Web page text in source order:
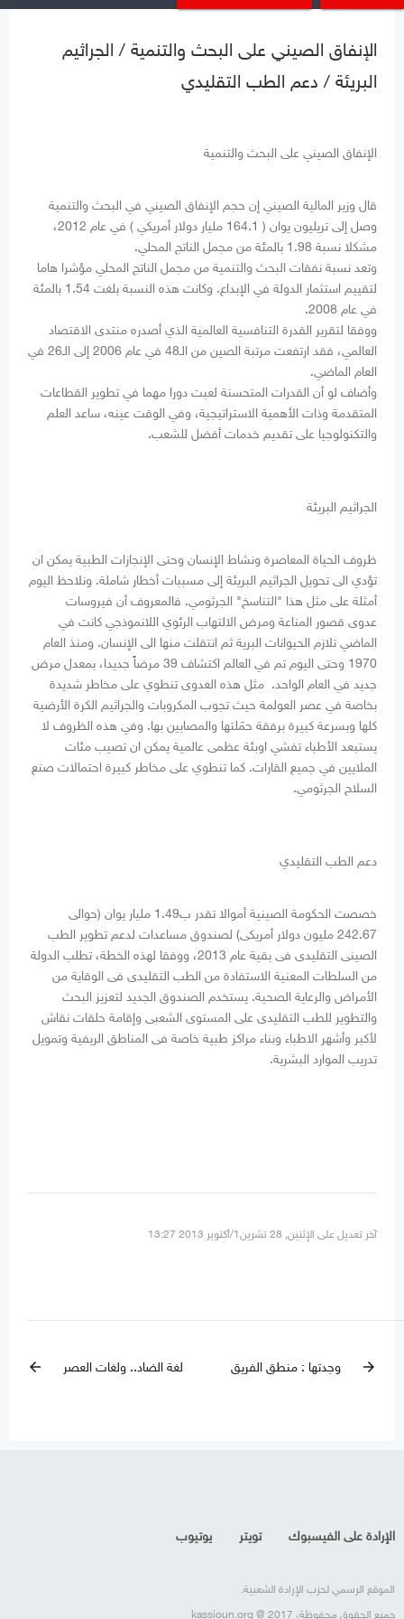
الإنفاق الصيني على البحث والتنمية / الجراثيم
البريئة / دعم الطب التقليدي
الإنفاق الصيني على البحث والتنمية
قال وزير المالية الصيني إن حجم الإنفاق الصيني في البحث والتنمية
وصل إلى تريليون يوان ( 164.1 مليار دولار أمريكي ) في عام 2012،
مشكلا نسبة 1.98 بالمئة من مجمل الناتج المحلي.
وتعد نسبة نفقات البحث والتنمية من مجمل الناتج المحلي مؤشرا هاما
لتقييم استثمار الدولة في الإبداع. وكانت هذه النسبة بلغت 1.54 بالمئة
في عام 2008.
ووفقا لتقرير القدرة التنافسية العالمية الذي أصدره منتدى الاقتصاد
العالمي، فقد ارتفعت مرتبة الصين من الـ48 في عام 2006 إلى الـ26 في
العام الماضي.
وأضاف لو أن القدرات المتحسنة لعبت دورا مهما في تطوير القطاعات
المتقدمة وذات الأهمية الاستراتيجية، وفي الوقت عينه، ساعد العلم
والتكنولوجيا على تقديم خدمات أفضل للشعب.
الجراثيم البريئة
ظروف الحياة المعاصرة ونشاط الإنسان وحتى الإنجازات الطبية يمكن ان
تؤدي الى تحويل الجراثيم البريئة إلى مسببات أخطار شاملة. ونلاحظ اليوم
أمثلة على مثل هذا "التناسخ" الجرثومي. فالمعروف أن فيروسات
عدوى قصور المناعة ومرض الالتهاب الرئوي اللانموذجي كانت في
الماضي تلازم الحيوانات البرية ثم انتقلت منها الى الإنسان. ومنذ العام
1970 وحتى اليوم تم في العالم اكتشاف 39 مرضاً جديدا، بمعدل مرض
جديد في العام الواحد. مثل هذه العدوى تنطوي على مخاطر شديدة
بخاصة في عصر العولمة حيث تجوب المكروبات والجراثيم الكرة الأرضية
كلها وبسرعة كبيرة برفقة حمَلتها والمصابين بها. وفي هذه الظروف لا
يستبعد الأطباء تفشي اوبئة عظمى عالمية يمكن ان تصيب مئات
الملايين في جميع القارات. كما تنطوي على مخاطر كبيرة احتمالات صنع
السلاح الجرثومي.
دعم الطب التقليدي
خصصت الحكومة الصينية أموالا تقدر ب1.49 مليار يوان (حوالى
242.67 مليون دولار أمريكى) لصندوق مساعدات لدعم تطوير الطب
الصينى التقليدى فى بقية عام 2013، ووفقا لهذه الخطة، تطلب الدولة
من السلطات المعنية الاستفادة من الطب التقليدى فى الوقاية من
الأمراض والرعاية الصحية. يستخدم الصندوق الجديد لتعزيز البحث
والتطوير للطب التقليدى على المستوى الشعبى وإقامة حلقات نقاش
لأكبر وأشهر الاطباء وبناء مراكز طبية خاصة فى المناطق الريفية وتمويل
تدريب الموارد البشرية.
آخر تعديل على الإثنين, 28 تشرين1/أكتوير 2013 13:27
arrow_forward وجدتها : منطق الفريق لغة الضاد.. ولغات العصر arrow_back
الإرادة على الفيسبوك تويتر يوتيوب
الموقع الرسمي لحزب الإرادة الشعبية.
جميع الحقوق محفوظة، kassioun.org @ 2017